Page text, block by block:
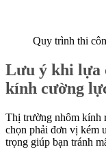
Quy trình thi
Lưu ý khi lựa
kính cường
Thị trường nhôm kính
chọn phải đơn vị kém
trọng giúp bạn tránh